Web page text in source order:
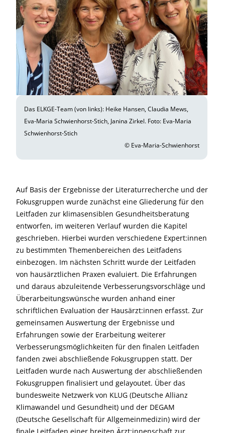
Das ELKGE-Team (von links): Heike Hansen, Claudia Mews,
Eva-Maria Schwienhorst-Stich, Janina Zirkel. Foto: Eva-Maria
Schwienhorst-Stich
© Eva-Maria-Schwienhorst
Auf Basis der Ergebnisse der Literaturrecherche und der
Fokusgruppen wurde zunächst eine Gliederung für den
Leitfaden zur klimasensiblen Gesundheitsberatung
entworfen, im weiteren Verlauf wurden die Kapitel
geschrieben. Hierbei wurden verschiedene Expert:innen
zu bestimmten Themenbereichen des Leitfadens
einbezogen. Im nächsten Schritt wurde der Leitfaden
von hausärztlichen Praxen evaluiert. Die Erfahrungen
und daraus abzuleitende Verbesserungsvorschläge und
Überarbeitungswünsche wurden anhand einer
schriftlichen Evaluation der Hausärzt:innen erfasst. Zur
gemeinsamen Auswertung der Ergebnisse und
Erfahrungen sowie der Erarbeitung weiterer
Verbesserungsmöglichkeiten für den finalen Leitfaden
fanden zwei abschließende Fokusgruppen statt. Der
Leitfaden wurde nach Auswertung der abschließenden
Fokusgruppen finalisiert und gelayoutet. Über das
bundesweite Netzwerk von KLUG (Deutsche Allianz
Klimawandel und Gesundheit) und der DEGAM
(Deutsche Gesellschaft für Allgemeinmedizin) wird der